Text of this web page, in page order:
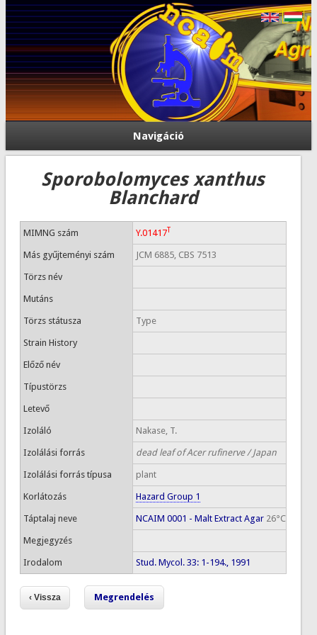
Navigáció
Sporobolomyces xanthus
Blanchard
MIMNG szám Y.01417T
Más gyűjteményi szám JCM 6885, CBS 7513
Törzs név
Mutáns
Törzs státusza Type
Strain History
Előző név
Típustörzs
Letevő
Izoláló Nakase, T.
Izolálási forrás dead leaf of Acer rufinerve / Japan
Izolálási forrás típusa plant
Korlátozás Hazard Group 1
Táptalaj neve NCAIM 0001 - Malt Extract Agar26°C
Megjegyzés
Irodalom Stud. Mycol. 33: 1-194., 1991
Megrendelés